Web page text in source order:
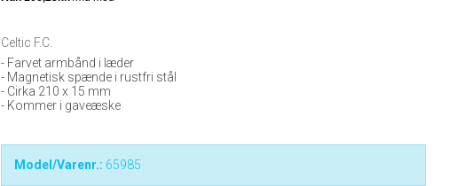
Celtic F.C.
- Farvet armbånd i læder
- Magnetisk spænde i rustfri stål
- Cirka 210 x 15 mm
- Kommer i gaveæske
Model/Varenr.: 65985